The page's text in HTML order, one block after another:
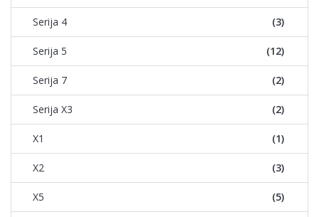
Serija 4 (3)
Serija 5 (12)
Serija 7 (2)
Serija X3 (2)
X1 (1)
X2 (3)
X5 (5)